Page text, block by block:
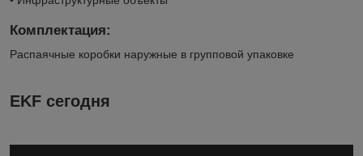
Комплектация:
Распаячные коробки наружные в групповой упаковке
EKF сегодня